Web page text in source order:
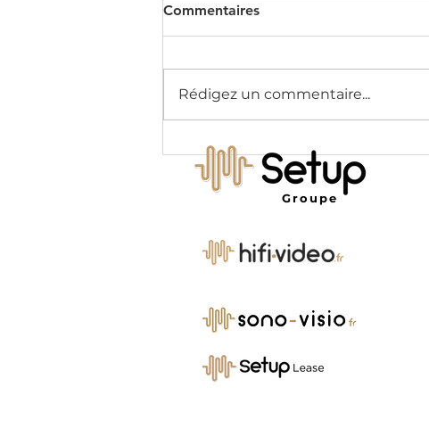
Aménagement de bureaux
et intégration audiovisuelle :
l'alliance Setup x Clue Me
Commentaires
Rédigez un commentaire...
Groupe